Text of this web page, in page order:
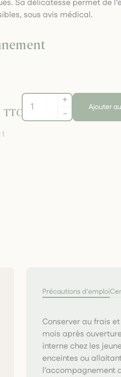
Sa délicatesse permet de
sous avis médical.
TTC
+
-
Ajouter
1
Précautions d'emploi
Conserver au frais
mois après
interne chez les
enceintes ou
l’accompagnement